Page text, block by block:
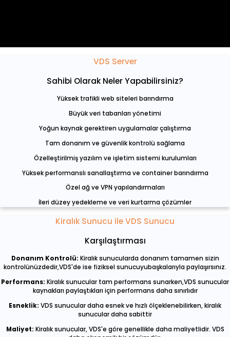
VDS Server
Sahibi Olarak Neler Yapabilirsiniz?
Yüksek trafikli web siteleri barındırma
Büyük veri tabanları yönetimi
Yoğun kaynak gerektiren uygulamalar çalıştırma
Tam donanım ve güvenlik kontrolü sağlama
Özelleştirilmiş yazılım ve işletim sistemi kurulumları
Yüksek performanslı sanallaştırma ve container barındırma
Özel ağ ve VPN yapılandırmaları
İleri düzey yedekleme ve veri kurtarma çözümler
Kiralık Sunucu ile VDS Sunucu
Karşılaştırması
Donanım Kontrolü: Kiralık sunucularda donanım tamamen sizin
kontrolünüzdedir,VDS'de ise fiziksel sunucuyubaşkalarıyla paylaşırsınız.
Performans: Kiralık sunucular tam performans sunarken,VDS sunucular
kaynakları paylaştıkları için performans daha sınırlıdır
Esneklik: VDS sunucular daha esnek ve hızlı ölçeklenebilirken, kiralık
sunucular daha sabittir
Maliyet: Kiralık sunucular, VDS'e göre genellikle daha maliyetlidir. VDS